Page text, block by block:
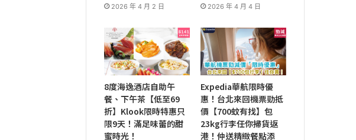
2026 年 4 月 2 日 2026 年 4 月 4 日
8度海逸酒店自助午
餐、下午茶【低至69
折】Klook限時特惠只
限9天！滿足味蕾的甜
蜜時光！
Expedia華航限時優
惠！台北來回機票勁抵
價【700蚊有找】包
23kg行李任你掃貨返
港！仲送精緻餐點添